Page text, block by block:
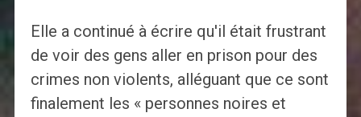
Elle a continué à écrire qu'il était frustrant
de voir des gens aller en prison pour des
crimes non violents, alléguant que ce sont
finalement les « personnes noires et